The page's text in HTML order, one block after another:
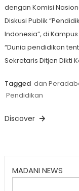
dengan Komisi
Diskusi Publik
Indonesia”, di
“Dunia pendidikan
Sekretaris Ditjen Dikti
Tagged dan
Pendidikan
Discover
MADANI NEWS